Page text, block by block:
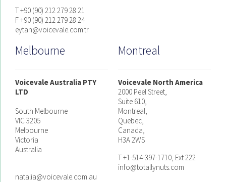
T +90 (90) 212 279 28 21
F +90 (90) 212 279 28 24
eytan@voicevale.com.tr
Melbourne
Voicevale Australia PTY
LTD
South Melbourne
VIC 3205
Melbourne
Victoria
Australia
natalia@voicevale.com.au
Montreal
Voicevale North America
2000 Peel Street,
Suite 610,
Montreal,
Quebec,
Canada,
H3A 2WS
T +1-514-397-1710, Ext 222
info@totallynuts.com